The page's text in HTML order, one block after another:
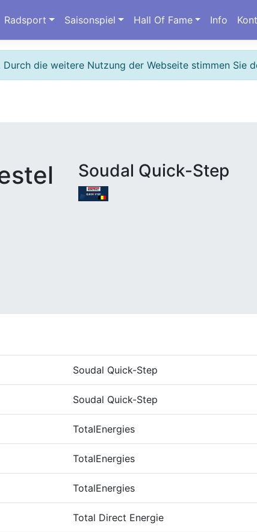
Radsport Saisonspiel Hall Of Fame Info
die weitere Nutzung der Webseite stimmen Sie
Soudal Quick-Step
Soudal Quick-Step
Soudal Quick-Step
TotalEnergies
TotalEnergies
TotalEnergies
Total Direct Energie